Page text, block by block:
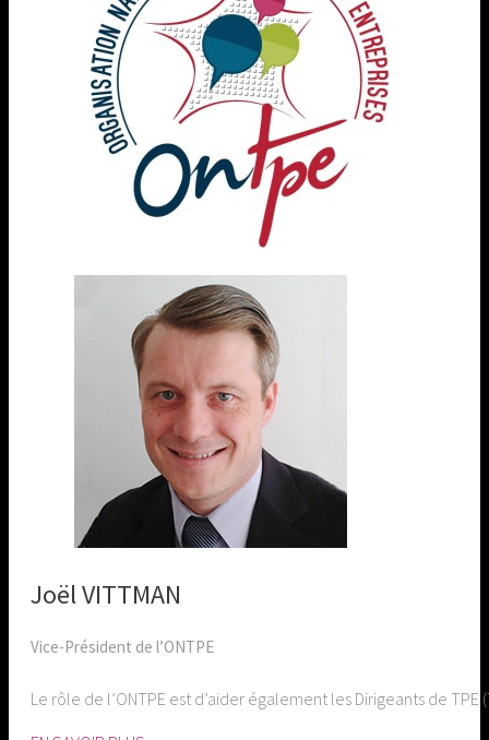
Joël VITTMAN
Vice-Président de l’ONTPE
Le rôle de l’ONTPE est d’aider également les Dirigeants de